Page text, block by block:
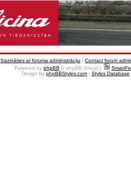
Sazināties ar foruma administrāciju | Contact forum
Powered by phpBB © phpBB Group |
Design by phpBBStyles.com | Styles Database